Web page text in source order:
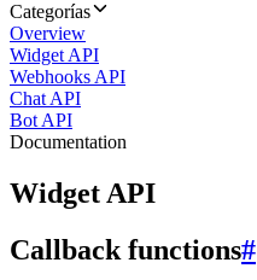
Categorías
Overview
Widget API
Webhooks API
Chat API
Bot API
Documentation
Widget API
Callback functions#